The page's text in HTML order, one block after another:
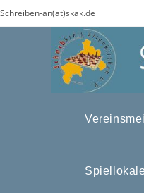
Zum
Inhalt
Schreiben-an(at)skak.de